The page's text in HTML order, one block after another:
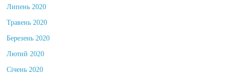
Липень 2020
Травень 2020
Березень 2020
Лютий 2020
Січень 2020